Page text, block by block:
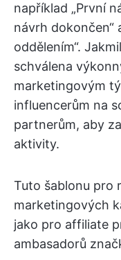
například „První
návrh dokončen“
oddělením“.
schválena
marketingovým
influencerům na
partnerům, aby
aktivity.
Tuto šablonu pro
marketingových
jako pro affiliate
ambasadorů